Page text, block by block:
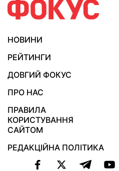
НОВИНИ
РЕЙТИНГИ
ДОВГИЙ ФОКУС
ПРО НАС
ПРАВИЛА
КОРИСТУВАННЯ
САЙТОМ
РЕДАКЦІЙНА ПОЛІТИКА